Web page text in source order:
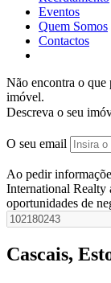
Eventos
Quem Somos
Contactos
Não encontra o que
imóvel.
Descreva o seu
O seu email
Ao pedir
International Realty
oportunidades de
Cascais,